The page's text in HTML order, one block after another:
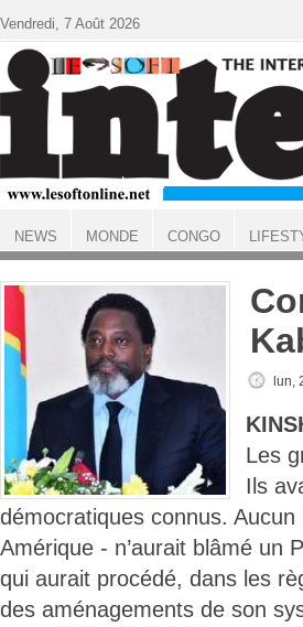
ACCUEIL
lun,
Les
Ils
démocratiques connus.
Amérique - n’aurait blâmé un
qui aurait procédé, dans les
des aménagements de son
Vendredi, 7 Août 2026
NEWS MONDE CONGO